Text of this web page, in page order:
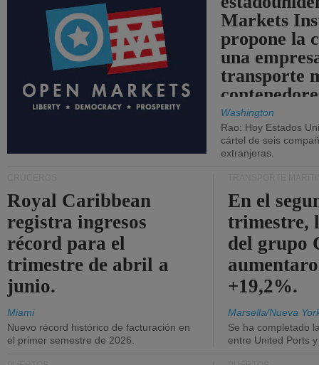
Markets
propone la
una
transporte
Washington
Rao: Hoy Estados
cártel de seis
extranjeras.
Royal Caribbean
registra ingresos
récord para el
trimestre de abril a
junio.
Miami
Nuevo récord histórico de facturación en
el primer semestre de 2026.
En el
trimestre,
del grupo
+19,2%.
Marsella/Nueva
Se ha completado
entre United Ports